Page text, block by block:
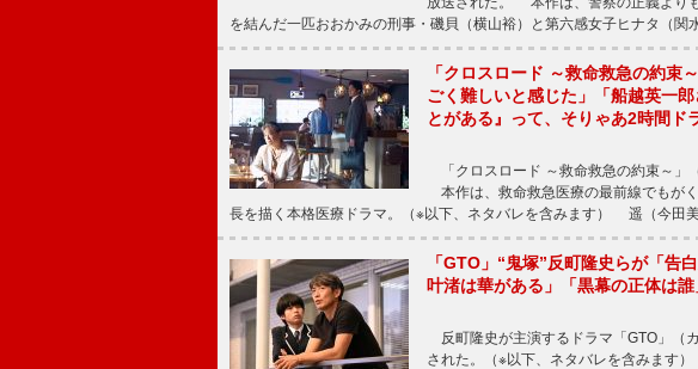
を結んだ一匹おおかみの刑事・磯貝（横山裕）と第六感女子ヒナタ（関
「クロスロード ～救命救急の約束
ごく難しいと感じた」「船越英一
とがある』って、そりゃあ2時間ド
「クロスロード ～救命救急の約束～」
本作は、救命救急医療の最前線でもが
長を描く本格医療ドラマ。（※以下、ネタバレを含みます） 遥（今田
「GTO」“鬼塚”反町隆史らが「告
叶渚は華がある」「黒幕の正体は誰
反町隆史が主演するドラマ「GTO」（
された。（※以下、ネタバレを含みます